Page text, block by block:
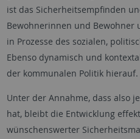
ist das Sicherheitsempfinden
Bewohnerinnen und
in Prozesse des sozialen,
Ebenso dynamisch und
der kommunalen Politik hierauf.
Unter der Annahme, dass also
hat, bleibt die Entwicklung
wünschenswerter